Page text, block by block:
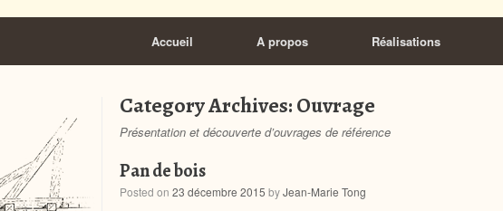
Accueil A propos Réalisations
Category Archives:Ouvrage
Présentation et découverte d’ouvrages de référence
Pan de bois
Posted on 23 décembre 2015 byJean-Marie Tong